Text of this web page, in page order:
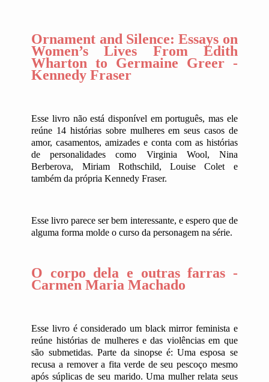
Ornament and Silence: Essays on
Women’s Lives From Edith
Wharton to Germaine Greer -
Kennedy Fraser
Esse livro não está disponível em português, mas ele
reúne 14 histórias sobre mulheres em seus casos de
amor, casamentos, amizades e conta com as histórias
de personalidades como Virginia Wool, Nina
Berberova, Miriam Rothschild, Louise Colet e
também da própria Kennedy Fraser.
Esse livro parece ser bem interessante, e espero que de
alguma forma molde o curso da personagem na série.
O corpo dela e outras farras -
Carmen Maria Machado
Esse livro é considerado um black mirror feminista e
reúne histórias de mulheres e das violências em que
são submetidas. Parte da sinopse é: Uma esposa se
recusa a remover a fita verde de seu pescoço mesmo
após súplicas de seu marido. Uma mulher relata seus